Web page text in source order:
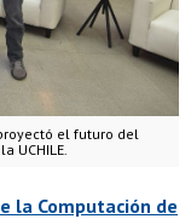
el futuro del
UCHILE.
la Computación de